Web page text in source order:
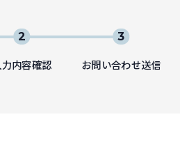
力内容確認 お問い合わせ送信